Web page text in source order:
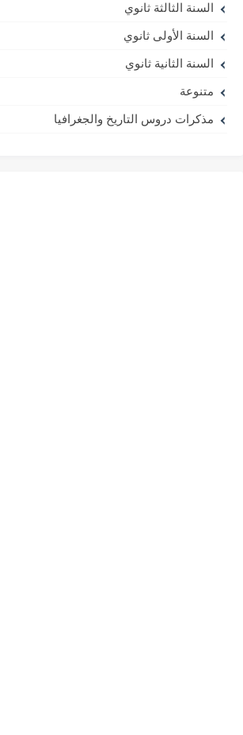
السنة الثالثة ثانوي
السنة الأولى ثانوي
السنة الثانية ثانوي
متنوعة
مذكرات دروس التاريخ والجغرافيا